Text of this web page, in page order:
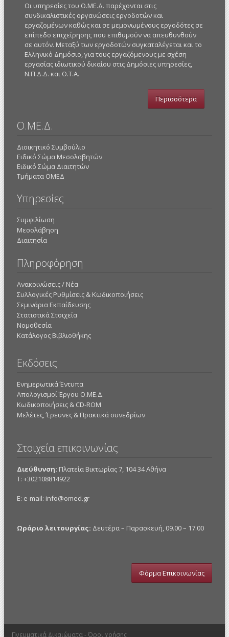
Οι υπηρεσίες του Ο.ΜΕ.Δ. παρέχονται στις
συνδικαλιστικές οργανώσεις εργοδοτών και
εργαζομένων καθώς και σε μεμονωμένους εργοδότες σε
επίπεδο επιχείρησης που επιθυμούν να απευθυνθούν
σε αυτόν. Μεταξύ των εργοδοτών συγκαταλέγεται και το
Ελληνικό Δημόσιο, για τους εργαζόμενους με σχέση
εργασίας ιδιωτικού δικαίου στις Δημόσιες υπηρεσίες,
Ν.Π.Δ.Δ. και Ο.Τ.Α.
Περισσότερα
Ο.ΜΕ.Δ.
Διοικητικό Συμβούλιο
Ειδικό Σώμα Μεσολαβητών
Ειδικό Σώμα Διαιτητών
Τμήματα ΟΜΕΔ
Υπηρεσίες
Συμφιλίωση
Μεσολάβηση
Διαιτησία
Πληροφόρηση
Ανακοινώσεις / Νέα
Συλλογικές Ρυθμίσεις & Κωδικοποιήσεις
Σεμινάρια Εκπαίδευσης
Στατιστικά Στοιχεία
Νομοθεσία
Κατάλογος Βιβλιοθήκης
Εκδόσεις
Ενημερωτικά Έντυπα
Απολογισμοί Έργου Ο.ΜΕ.Δ.
Κωδικοποιήσεις & CD-ROM
Mελέτες, Έρευνες & Πρακτικά συνεδρίων
Στοιχεία επικοινωνίας
Διεύθυνση: Πλατεία Βικτωρίας 7, 104 34 Αθήνα
Τ: +302108814922
E: e-mail: info@omed.gr
Ωράριο λειτουργίας: Δευτέρα – Παρασκευή, 09.00 – 17.00
Φόρμα Επικοινωνίας
Πνευματικά Δικαιώματα - Όροι χρήσης